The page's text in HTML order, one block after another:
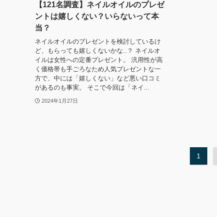
【121名調査】ネイルオイルのプレゼ
ントは嬉しくない？いらないって本
当？
ネイルオイルのプレゼントを検討しているけ
ど、もらっても嬉しくないかな..？ ネイルオ
イルは女性への定番プレゼント。 汎用性が高
く価格帯も手ごろなため人気プレゼントな一
方で、中には「嬉しくない」など悪い口コミ
があるのも事実。 そこで今回は「ネイ...
2024年1月27日
1